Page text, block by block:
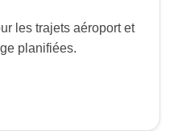
les trajets aéroport et
planifiées.